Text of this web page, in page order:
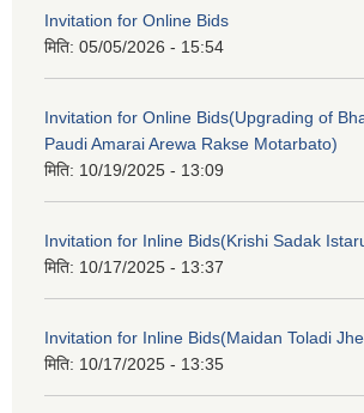
Invitation for Online Bids
मिति: 05/05/2026 - 15:54
Invitation for Online Bids(Upgrading of
Paudi Amarai Arewa Rakse Motarbato)
मिति: 10/19/2025 - 13:09
Invitation for Inline Bids(Krishi Sadak
मिति: 10/17/2025 - 13:37
Invitation for Inline Bids(Maidan Toladi
मिति: 10/17/2025 - 13:35